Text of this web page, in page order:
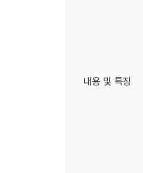
내용 및 특징